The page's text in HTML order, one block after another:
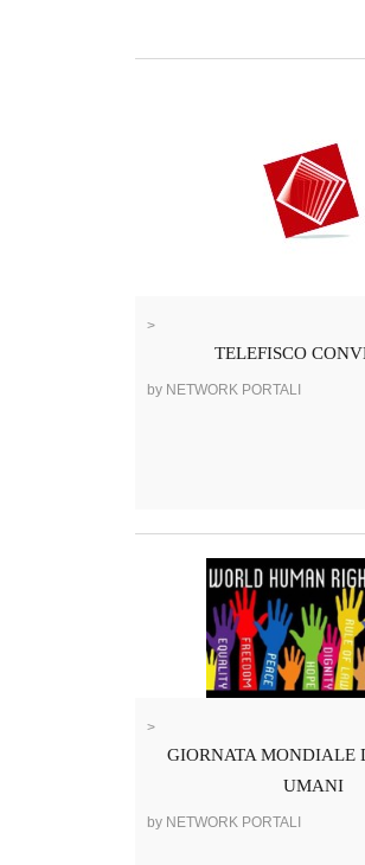
>
TELEFISCO
by NETWORK PORTALI
>
GIORNATA MONDIALE
UMANI
by NETWORK PORTALI